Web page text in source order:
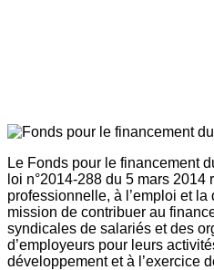
Le Fonds pour le financement
loi n°2014-288 du 5 mars 2014
professionnelle, à l’emploi et
mission de contribuer au
syndicales de salariés et des
d’employeurs pour leurs
développement et à l’exercice